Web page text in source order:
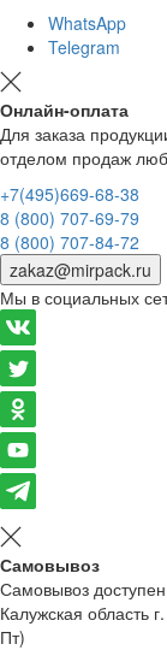
WhatsApp
Telegram
Онлайн-оплата
Для заказа
отделом продаж
+7(495)669-68-38
8 (800) 707-69-79
8 (800) 707-84-72
zakaz@mirpack.ru
Мы в социальных
Самовывоз
Самовывоз
Калужская область
Пт)